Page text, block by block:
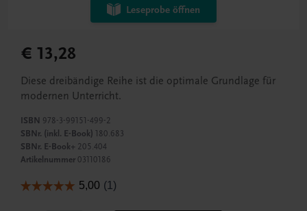
Leseprobe öffnen
€ 13,28
Diese dreibändige Reihe ist die optimale Grundlage für
modernen Unterricht.
ISBN 978-3-99151-499-2
SBNr. (inkl. E-Book) 180.683
SBNr. E-Book+ 205.404
Artikelnummer 03110186